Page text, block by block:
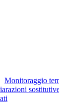
Monitoraggio